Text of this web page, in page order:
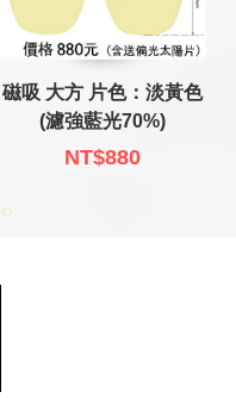
磁吸 大方 片色：淡黃色
(濾強藍光70%)
NT$880